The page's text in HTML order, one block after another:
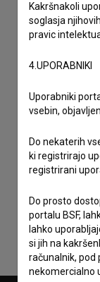
Sprejemam
Kakršnakoli
soglasja
pravic
4.UPORABNIKI
Uporabniki
vsebin,
Do nekaterih
ki registrirajo
registrirani
Do prosto
portalu BSF,
lahko
si jih na
računalnik, pod
nekomercialno